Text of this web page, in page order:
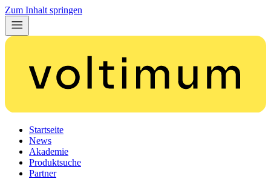
Zum Inhalt springen
Startseite
News
Akademie
Produktsuche
Partner